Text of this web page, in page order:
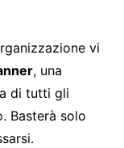
vi
, una
di tutti gli
Basterà solo